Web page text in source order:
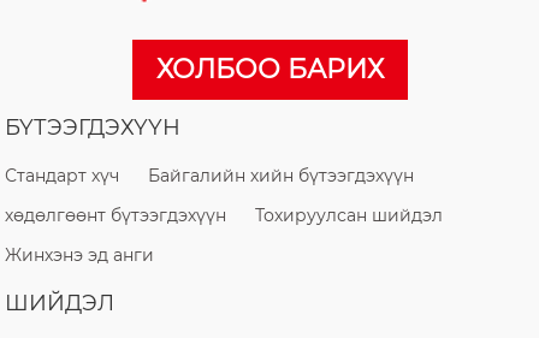
ХОЛБОО БАРИХ
БҮТЭЭГДЭХҮҮН
Стандарт хүч
Байгалийн хийн бүтээгдэхүүн
хөдөлгөөнт бүтээгдэхүүн
Тохируулсан шийдэл
Жинхэнэ эд анги
ШИЙДЭЛ